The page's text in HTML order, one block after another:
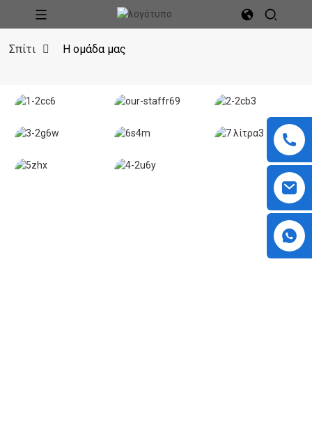
Σπίτι Η ομάδα μας